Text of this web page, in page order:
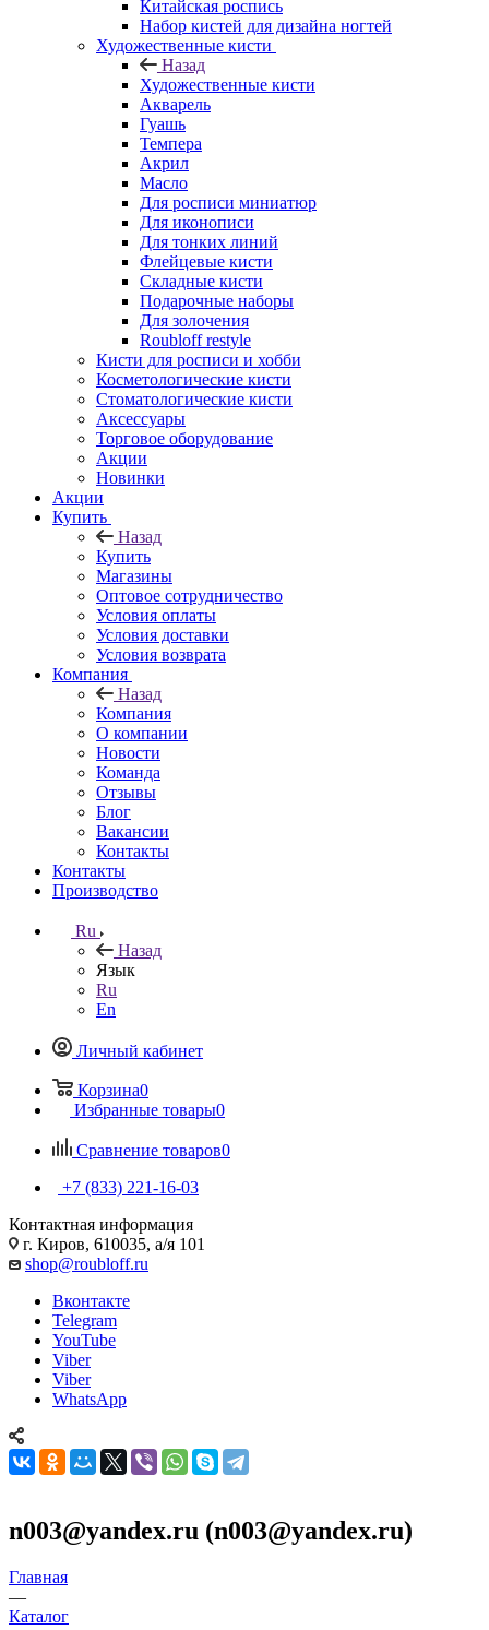
Китайская роспись
Набор кистей для дизайна ногтей
Художественные кисти
Назад
Художественные кисти
Акварель
Гуашь
Темпера
Акрил
Масло
Для росписи миниатюр
Для иконописи
Для тонких линий
Флейцевые кисти
Складные кисти
Подарочные наборы
Для золочения
Roubloff restyle
Кисти для росписи и хобби
Косметологические кисти
Стоматологические кисти
Аксессуары
Торговое оборудование
Акции
Новинки
Акции
Купить
Назад
Купить
Магазины
Оптовое сотрудничество
Условия оплаты
Условия доставки
Условия возврата
Компания
Назад
Компания
О компании
Новости
Команда
Отзывы
Блог
Вакансии
Контакты
Контакты
Производство
Ru
Назад
Язык
Ru
En
Личный кабинет
Корзина0
Избранные товары0
Сравнение товаров0
+7 (833) 221-16-03
Контактная информация
г. Киров, 610035, а/я 101
shop@roubloff.ru
Вконтакте
Telegram
YouTube
Viber
Viber
WhatsApp
n003@yandex.ru (n003@yandex.ru)
Главная
—
Каталог